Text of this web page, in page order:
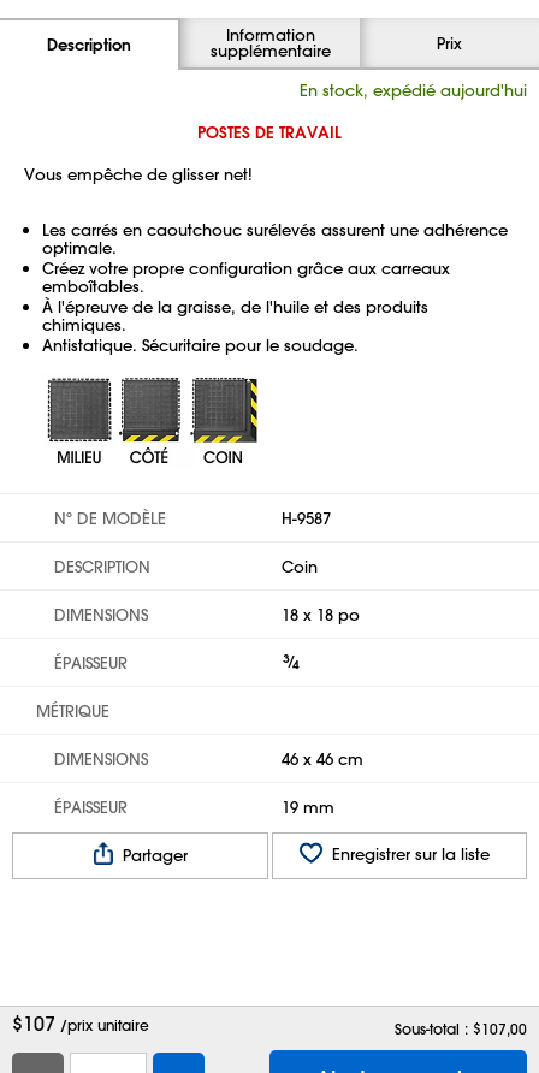
Description Information
supplémentaire Prix
En stock, expédié aujourd'hui
POSTES DE TRAVAIL
Vous empêche de glisser net!
Les carrés en caoutchouc surélevés assurent une adhérence
optimale.
Créez votre propre configuration grâce aux carreaux
emboîtables.
À l'épreuve de la graisse, de l'huile et des produits
chimiques.
Antistatique. Sécuritaire pour le soudage.
Nº DE MODÈLE H-9587
DESCRIPTION Coin
DIMENSIONS 18 x 18 po
ÉPAISSEUR 3⁄4
MÉTRIQUE
DIMENSIONS 46 x 46 cm
ÉPAISSEUR 19 mm
Partager Enregistrer sur la liste
$107 /prix unitaire Sous-total : $107,00